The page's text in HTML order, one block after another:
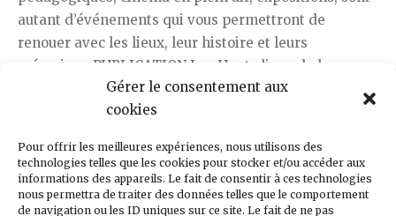
Gérer le consentement aux
cookies
Pour offrir les meilleures expériences, nous utilisons des
technologies telles que les cookies pour stocker et/ou accéder aux
informations des appareils. Le fait de consentir à ces technologies
nous permettra de traiter des données telles que le comportement
de navigation ou les ID uniques sur ce site. Le fait de ne pas
autant d’événements qui vous permettront de
renouer avec les lieux, leur histoire et leurs
mémoires. PUBLICATION Les Hauts lieux de la
LIRE LA SUITE DE« RÉOUVERTURE
DES
HAUTS
→